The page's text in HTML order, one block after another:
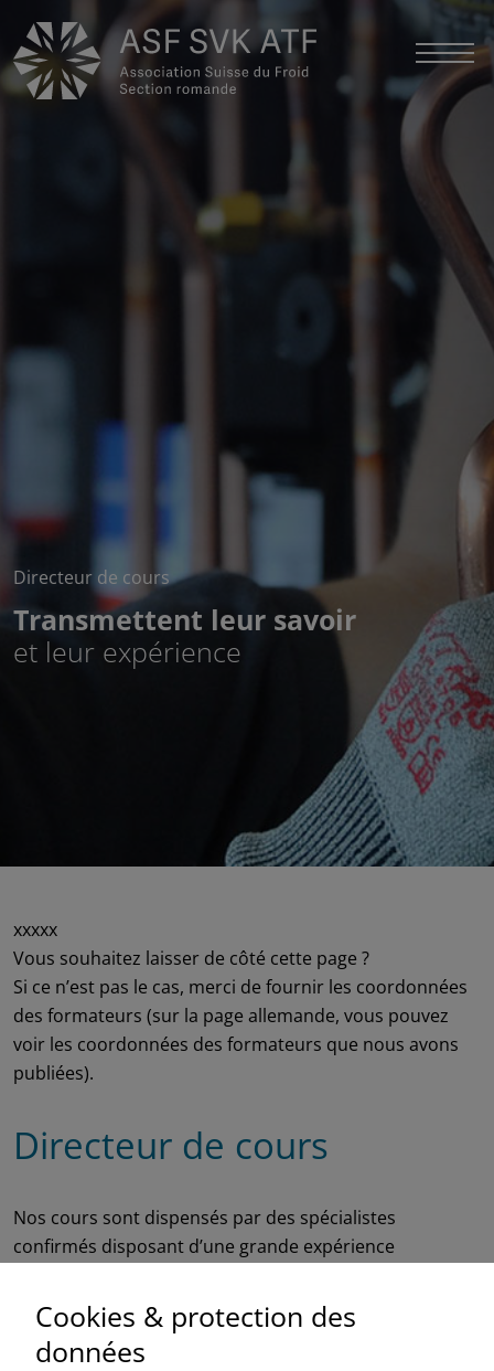
Directeur de cours
Transmettent leur savoir
et leur expérience
xxxxx
Vous souhaitez laisser de côté cette page ?
Si ce n’est pas le cas, merci de fournir les coordonnées
des formateurs (sur la page allemande, vous pouvez
voir les coordonnées des formateurs que nous avons
publiées).
Directeur de cours
Nos cours sont dispensés par des spécialistes
confirmés disposant d’une grande expérience
Cookies & protection des
données